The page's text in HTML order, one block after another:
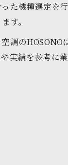
た機種選定を
す。
調のHOSONO
実績を参考に